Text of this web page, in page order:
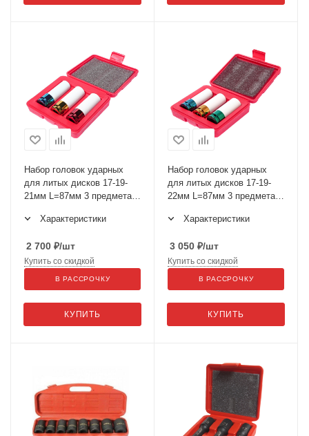
Набор головок ударных
для литых дисков 17-19-
21мм L=87мм 3 предмета в
Характеристики
2 700 ₽/шт
КУПИТЬ
Купить со скидкой
В РАССРОЧКУ
Набор головок ударных
для литых дисков 17-19-
22мм L=87мм 3 предмета в
Характеристики
3 050 ₽/шт
КУПИТЬ
Купить со скидкой
В РАССРОЧКУ